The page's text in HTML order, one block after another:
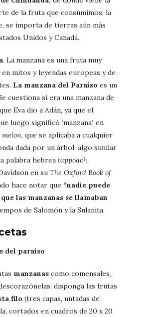
de la fruta que consumimos; la
se importa de tierras aún más
Unidos y Canadá.
. La manzana es una fruta muy
mitos y leyendas europeas y de
La manzana del Paraíso es un
cuestiona si era una manzana de
Eva dio a Adán, ya que el
luego significó ‘manzana’, en
melon, que se aplicaba a cualquier
dada por un árbol; algo similar
palabra hebrea tappoach,
en su The Oxford Book of
hace notar que “nadie puede
las manzanas se llamaban
de Salomón y la Sulanita.
del paraíso
manzanas como comensales,
disponga las frutas
filo (tres capas, untadas de
cortados en cuadros de 20 x 20